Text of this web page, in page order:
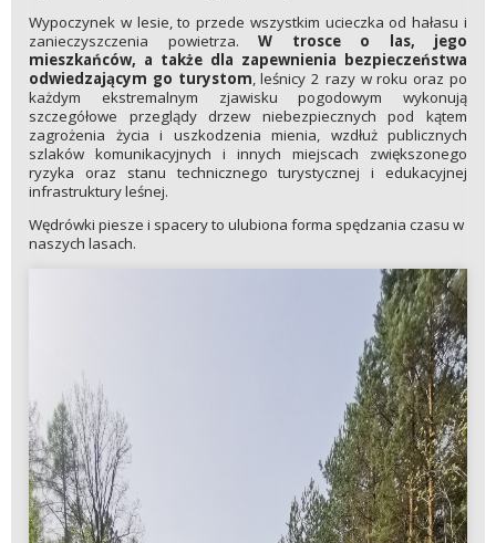
Wypoczynek w lesie, to przede wszystkim ucieczka od hałasu i
zanieczyszczenia powietrza. W trosce o las, jego
mieszkańców, a także dla zapewnienia bezpieczeństwa
odwiedzającym go turystom, leśnicy 2 razy w roku oraz po
każdym ekstremalnym zjawisku pogodowym wykonują
szczegółowe przeglądy drzew niebezpiecznych pod kątem
zagrożenia życia i uszkodzenia mienia, wzdłuż publicznych
szlaków komunikacyjnych i innych miejscach zwiększonego
ryzyka oraz stanu technicznego turystycznej i edukacyjnej
infrastruktury leśnej.
Wędrówki piesze i spacery to ulubiona forma spędzania czasu w
naszych lasach.